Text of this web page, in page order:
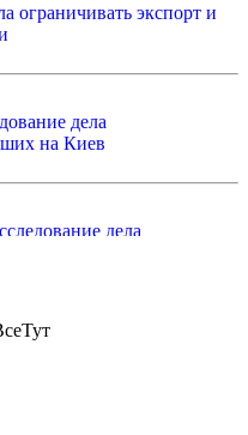
ограничивать экспорт и
дела
на Киев
дела
расследования